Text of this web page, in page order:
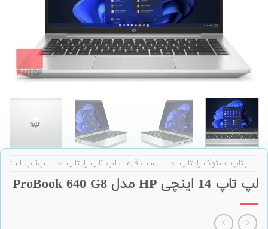
لپتاپ استوک رایتاپ » لیست قیمت لپ تاپ رایتاپ » لپ‌تاپ
لپ تاپ 14 اینچی HP مدل ProBook 640 G8